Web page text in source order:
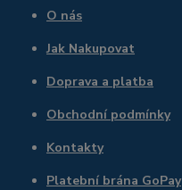
O nás
Jak Nakupovat
Doprava a platba
Obchodní podmínky
Kontakty
Platební brána GoPay